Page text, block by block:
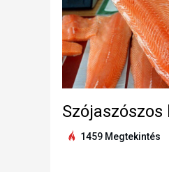
Szójaszószos
1459 Megtekintés